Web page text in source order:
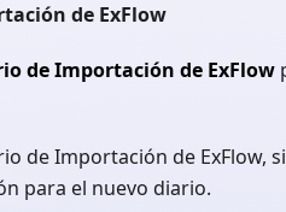
de ExFlow
de Importación de ExFlow
de Importación de ExFlow,
para el nuevo diario.